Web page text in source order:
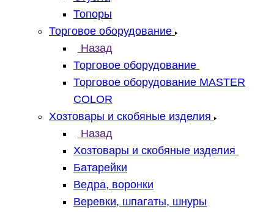
Топоры
Торговое оборудование
Назад
Торговое оборудование
Торговое оборудование MASTER
COLOR
Хозтовары и скобяные изделия
Назад
Хозтовары и скобяные изделия
Батарейки
Ведра, воронки
Веревки, шпагаты, шнуры